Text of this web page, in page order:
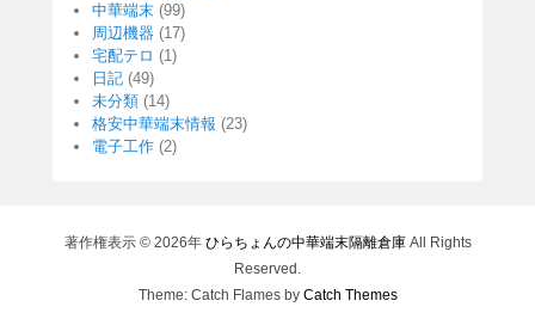
中華端末 (99)
周辺機器 (17)
宅配テロ (1)
日記 (49)
未分類 (14)
格安中華端末情報 (23)
電子工作 (2)
著作権表示 © 2026年 ひらちょんの中華端末隔離倉庫All Rights
Reserved.
Theme: Catch Flames by Catch Themes